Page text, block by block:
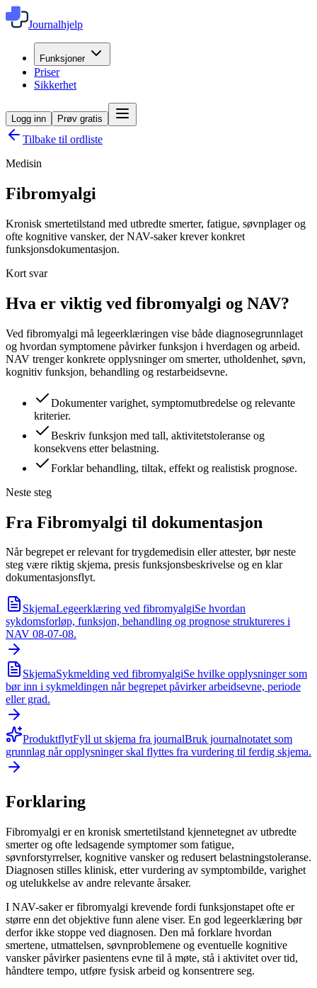
Journalhjelp
Funksjoner
Priser
Sikkerhet
Logg inn Prøv gratis
Tilbake til ordliste
Medisin
Fibromyalgi
Kronisk smertetilstand med utbredte smerter, fatigue, søvnplager og
ofte kognitive vansker, der NAV-saker krever konkret
funksjonsdokumentasjon.
Kort svar
Hva er viktig ved fibromyalgi og NAV?
Ved fibromyalgi må legeerklæringen vise både diagnosegrunnlaget
og hvordan symptomene påvirker funksjon i hverdagen og arbeid.
NAV trenger konkrete opplysninger om smerter, utholdenhet, søvn,
kognitiv funksjon, behandling og restarbeidsevne.
Dokumenter varighet, symptomutbredelse og relevante
kriterier.
Beskriv funksjon med tall, aktivitetstoleranse og
konsekvens etter belastning.
Forklar behandling, tiltak, effekt og realistisk prognose.
Neste steg
Fra Fibromyalgi til dokumentasjon
Når begrepet er relevant for trygdemedisin eller attester, bør neste
steg være riktig skjema, presis funksjonsbeskrivelse og en klar
dokumentasjonsflyt.
SkjemaLegeerklæring ved fibromyalgiSe hvordan
sykdomsforløp, funksjon, behandling og prognose struktureres i
NAV 08-07-08.
SkjemaSykmelding ved fibromyalgiSe hvilke opplysninger som
bør inn i sykmeldingen når begrepet påvirker arbeidsevne, periode
eller grad.
ProduktflytFyll ut skjema fra journalBruk journalnotatet som
grunnlag når opplysninger skal flyttes fra vurdering til ferdig skjema.
Forklaring
Fibromyalgi er en kronisk smertetilstand kjennetegnet av utbredte
smerter og ofte ledsagende symptomer som fatigue,
søvnforstyrrelser, kognitive vansker og redusert belastningstoleranse.
Diagnosen stilles klinisk, etter vurdering av symptombilde, varighet
og utelukkelse av andre relevante årsaker.
I NAV-saker er fibromyalgi krevende fordi funksjonstapet ofte er
større enn det objektive funn alene viser. En god legeerklæring bør
derfor ikke stoppe ved diagnosen. Den må forklare hvordan
smertene, utmattelsen, søvnproblemene og eventuelle kognitive
vansker påvirker pasientens evne til å møte, stå i aktivitet over tid,
håndtere tempo, utføre fysisk arbeid og konsentrere seg.